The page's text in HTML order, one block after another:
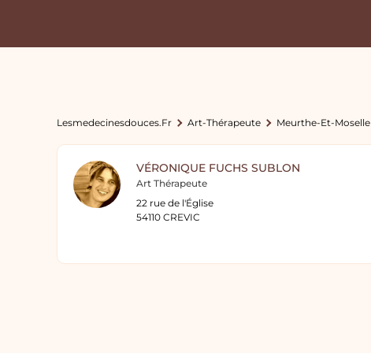
Lesmedecinesdouces.fr Art-Thérapeute Meurthe-Et-Moselle
VÉRONIQUE FUCHS SUBLON
Art Thérapeute
22 rue de l'Église
54110 CREVIC